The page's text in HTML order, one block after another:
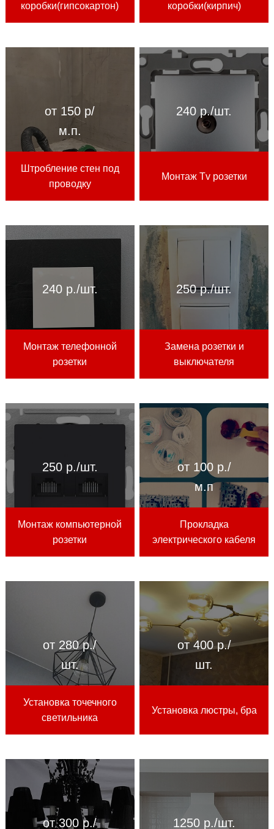
коробки(гипсокартон)
коробки(кирпич)
от 150 р/
м.п.
Штробление стен под
проводку
240 р./шт.
Монтаж Tv розетки
240 р./шт.
Монтаж телефонной
розетки
250 р./шт.
Замена розетки и
выключателя
250 р./шт.
Монтаж компьютерной
розетки
от 100 р./
м.п
Прокладка
электрического кабеля
от 280 р./
шт.
Установка точечного
светильника
от 400 р./
шт.
Установка люстры, бра
от 300 р./ 1250 р./шт.